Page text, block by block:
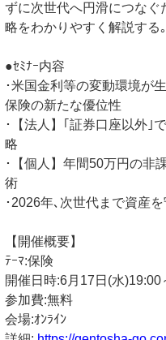
ずに次世代へ円滑につなぐ
略をわかりやすく解説する｡
●ｾﾐﾅｰ内容
･米国金利等の変動環境が
保険の新たな優位性
･【法人】｢証券口座以外｣
略
･【個人】年間50万円の非
術
･2026年､次世代まで資産
【開催概要】
ﾃｰﾏ:保険
開催日時:6月17日(水)19:00
参加費:無料
会場:ｵﾝﾗｲﾝ